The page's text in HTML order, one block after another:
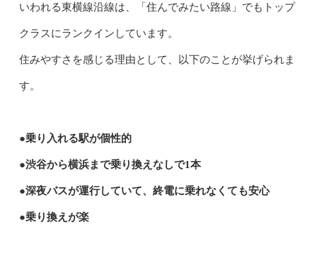
いわれる東横線沿線は、「住んでみたい路線」でもトップ
クラスにランクインしています。
住みやすさを感じる理由として、以下のことが挙げられま
す。
●乗り入れる駅が個性的
●渋谷から横浜まで乗り換えなしで1本
●深夜バスが運行していて、終電に乗れなくても安心
●乗り換えが楽